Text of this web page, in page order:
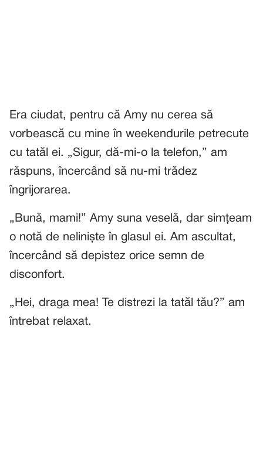
Era ciudat, pentru că Amy nu cerea să
vorbească cu mine în weekendurile petrecute
cu tatăl ei. „Sigur, dă-mi-o la telefon,” am
răspuns, încercând să nu-mi trădez
îngrijorarea.
„Bună, mami!” Amy suna veselă, dar simțeam
o notă de neliniște în glasul ei. Am ascultat,
încercând să depistez orice semn de
disconfort.
„Hei, draga mea! Te distrezi la tatăl tău?” am
întrebat relaxat.